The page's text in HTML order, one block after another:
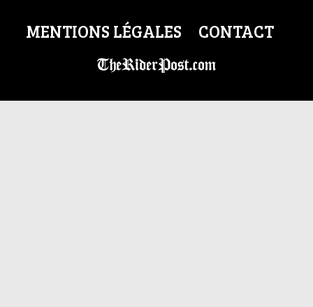
MENTIONS LÉGALES CONTACT